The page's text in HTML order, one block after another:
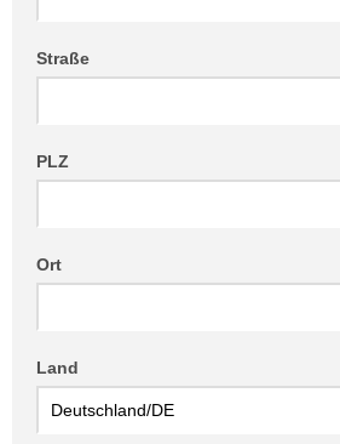
Straße
PLZ
Ort
Land